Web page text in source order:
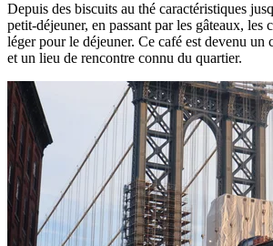
Depuis des biscuits au thé caractéristiques
petit-déjeuner, en passant par les gâteaux, les
léger pour le déjeuner. Ce café est devenu un
et un lieu de rencontre connu du quartier.